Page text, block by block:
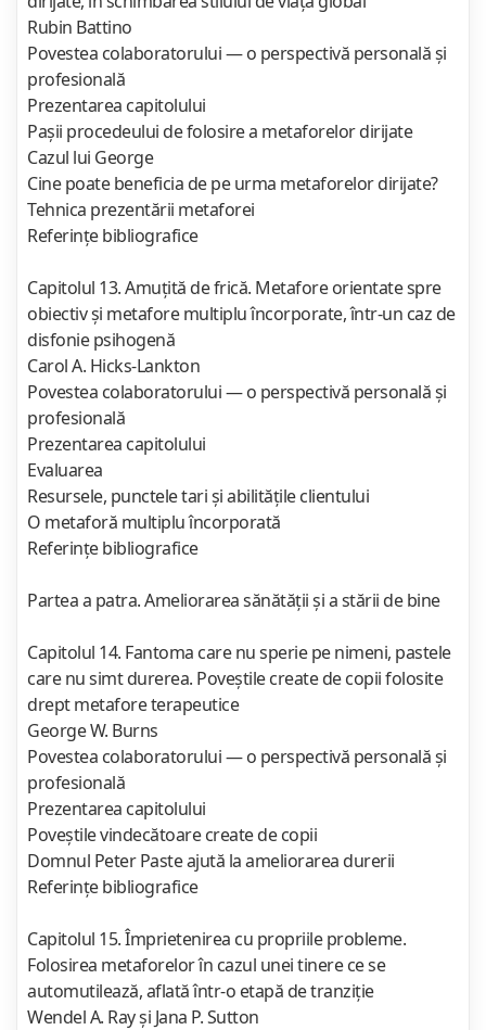
Rubin Battino
Povestea colaboratorului — o perspectivă personală şi
profesională
Prezentarea capitolului
Paşii procedeului de folosire a metaforelor dirijate
Cazul lui George
Cine poate beneficia de pe urma metaforelor dirijate?
Tehnica prezentării metaforei
Referinţe bibliografice
Capitolul 13. Amuţită de frică. Metafore orientate spre
obiectiv şi metafore multiplu încorporate, într-un caz de
disfonie psihogenă
Carol A. Hicks-Lankton
Povestea colaboratorului — o perspectivă personală şi
profesională
Prezentarea capitolului
Evaluarea
Resursele, punctele tari şi abilităţile clientului
O metaforă multiplu încorporată
Referinţe bibliografice
Partea a patra. Ameliorarea sănătăţii şi a stării de bine
Capitolul 14. Fantoma care nu sperie pe nimeni, pastele
care nu simt durerea. Poveştile create de copii folosite
drept metafore terapeutice
George W. Burns
Povestea colaboratorului — o perspectivă personală şi
profesională
Prezentarea capitolului
Poveştile vindecătoare create de copii
Domnul Peter Paste ajută la ameliorarea durerii
Referinţe bibliografice
Capitolul 15. Împrietenirea cu propriile probleme.
Folosirea metaforelor în cazul unei tinere ce se
automutilează, aflată într-o etapă de tranziţie
Wendel A. Ray şi Jana P. Sutton